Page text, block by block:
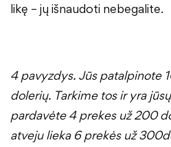
likę – jų išnaudoti nebegalite.
4 pavyzdys. Jūs patalpinote
dolerių. Tarkime tos ir yra
pardavėte 4 prekes už 200
atveju lieka 6 prekės už